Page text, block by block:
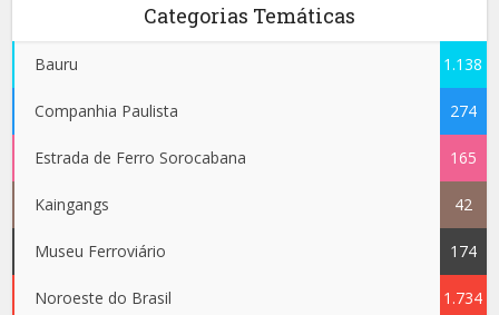
Categorias Temáticas
Bauru 1.138
Companhia Paulista 274
Estrada de Ferro Sorocabana 165
Kaingangs 42
Museu Ferroviário 174
Noroeste do Brasil 1.734